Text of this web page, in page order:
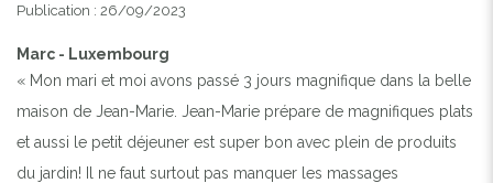
Publication : 26/09/2023
Marc - Luxembourg
« Mon mari et moi avons passé 3 jours magnifique dans la belle
maison de Jean-Marie. Jean-Marie prépare de magnifiques plats
et aussi le petit déjeuner est super bon avec plein de produits
du jardin! Il ne faut surtout pas manquer les massages